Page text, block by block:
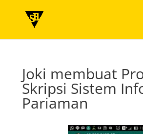
Joki membuat
Skripsi Sistem
Pariaman